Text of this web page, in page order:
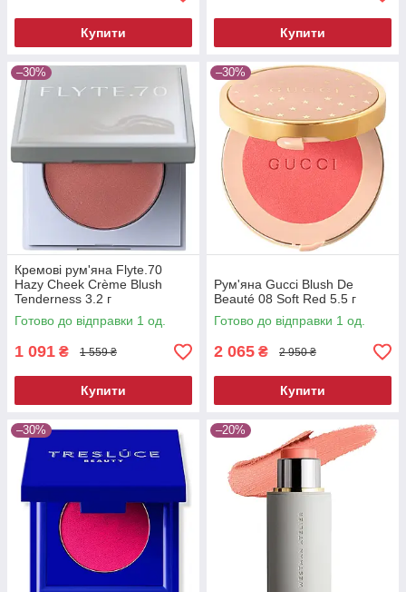
Купити Купити
–30%
Кремові рум'яна Flyte.70
Hazy Cheek Crème Blush
Tenderness 3.2 г
Готово до відправки 1 од.
1 091 ₴ 1 559 ₴
Купити
–30%
Рум'яна Gucci Blush De
Beauté 08 Soft Red 5.5 г
Готово до відправки 1 од.
2 065 ₴ 2 950 ₴
Купити
–30% –20%